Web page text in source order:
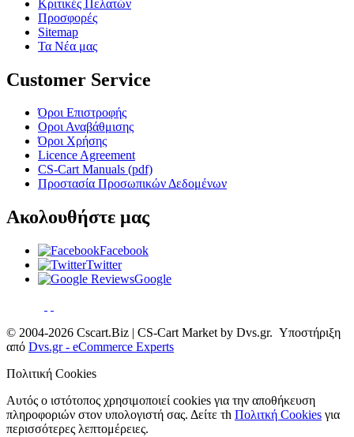
Κριτικές Πελατών
Προσφορές
Sitemap
Τα Νέα μας
Customer Service
Όροι Επιστροφής
Οροι Αναβάθμισης
Όροι Χρήσης
Licence Agreement
CS-Cart Manuals (pdf)
Προστασία Προσωπικών Δεδομένων
Ακολουθήστε μας
Facebook
Twitter
Google
© 2004-2026 Cscart.Biz | CS-Cart Market by Dvs.gr. Υποστήριξη
από Dvs.gr - eCommerce Experts
Πολιτική Cookies
Αυτός ο ιστότοπος χρησιμοποιεί cookies για την αποθήκευση
πληροφοριών στον υπολογιστή σας. Δείτε τh Πολιτκή Cookies για
περισσότερες λεπτομέρειες.